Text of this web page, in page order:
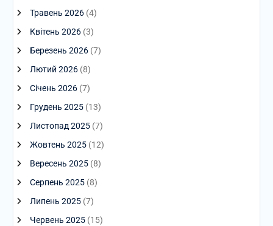
Травень 2026(4)
Квітень 2026(3)
Березень 2026(7)
Лютий 2026(8)
Січень 2026(7)
Грудень 2025(13)
Листопад 2025(7)
Жовтень 2025(12)
Вересень 2025(8)
Серпень 2025(8)
Липень 2025(7)
Червень 2025(15)